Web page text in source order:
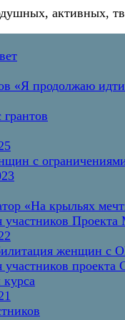
активных,
«Я продолжаю
с
«На крыльях
женщин с
проекта
курса